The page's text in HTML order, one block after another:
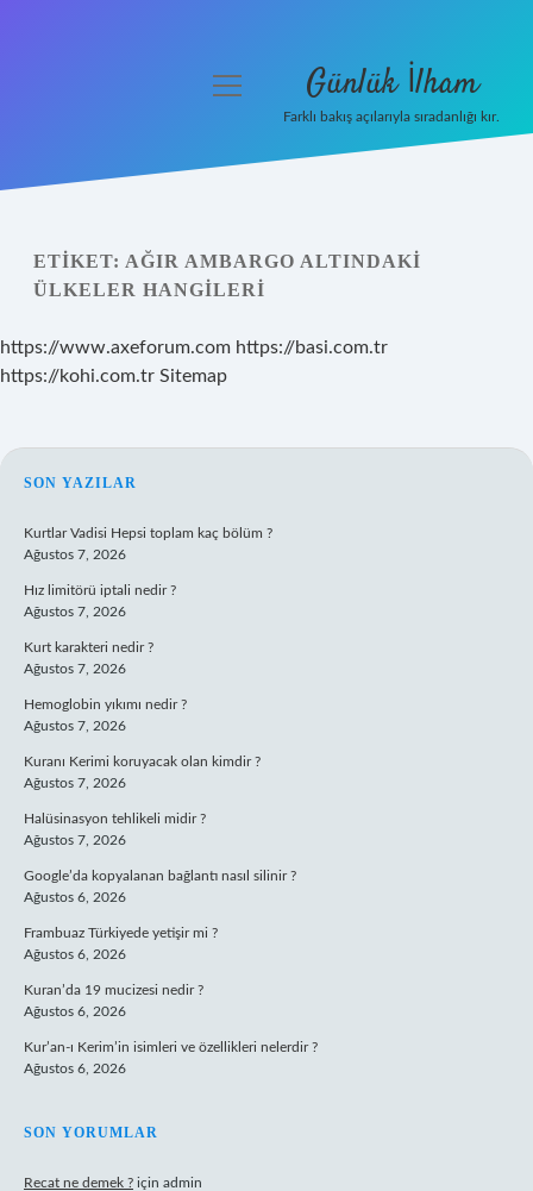
Yasal Uyarı
menüyü
Günlük İlham
Farklı bakış açılarıyla sıradanlığı kır.
ETIKET: AĞIR AMBARGO ALTINDAKI
ÜLKELER HANGILERI
https://www.axeforum.com https://basi.com.tr
https://kohi.com.tr Sitemap
SIDEBAR
SON YAZILAR
Kurtlar Vadisi Hepsi toplam kaç bölüm ?
Ağustos 7, 2026
Hız limitörü iptali nedir ?
Ağustos 7, 2026
Kurt karakteri nedir ?
Ağustos 7, 2026
Hemoglobin yıkımı nedir ?
Ağustos 7, 2026
Kuranı Kerimi koruyacak olan kimdir ?
Ağustos 7, 2026
Halüsinasyon tehlikeli midir ?
Ağustos 7, 2026
Google’da kopyalanan bağlantı nasıl silinir ?
Ağustos 6, 2026
Frambuaz Türkiyede yetişir mi ?
Ağustos 6, 2026
Kuran’da 19 mucizesi nedir ?
Ağustos 6, 2026
Kur’an-ı Kerim’in isimleri ve özellikleri nelerdir ?
Ağustos 6, 2026
SON YORUMLAR
Recat ne demek ? için admin